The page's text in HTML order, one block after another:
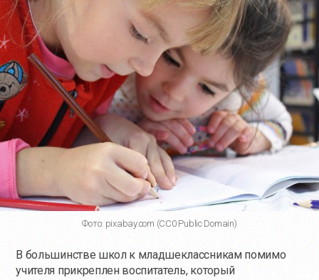
Фото: pixabay.com (CC0 Public Domain)
В большинстве школ к младшеклассникам помимо
учителя прикреплен воспитатель, который